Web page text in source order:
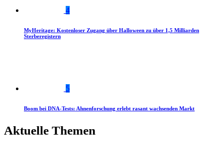
4
MyHeritage: Kostenloser Zugang über Halloween zu über 1,5 Milliarden
Sterberegistern
5
Boom bei DNA-Tests: Ahnenforschung erlebt rasant wachsenden Markt
Aktuelle Themen